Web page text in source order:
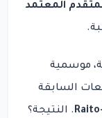
المعتمد
موسمية
السابقة
. النتيجة؟